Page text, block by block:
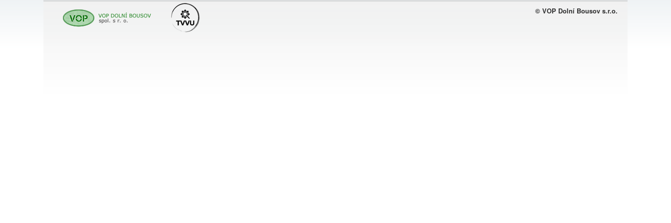
© VOP Dolní Bousov s.r.o.